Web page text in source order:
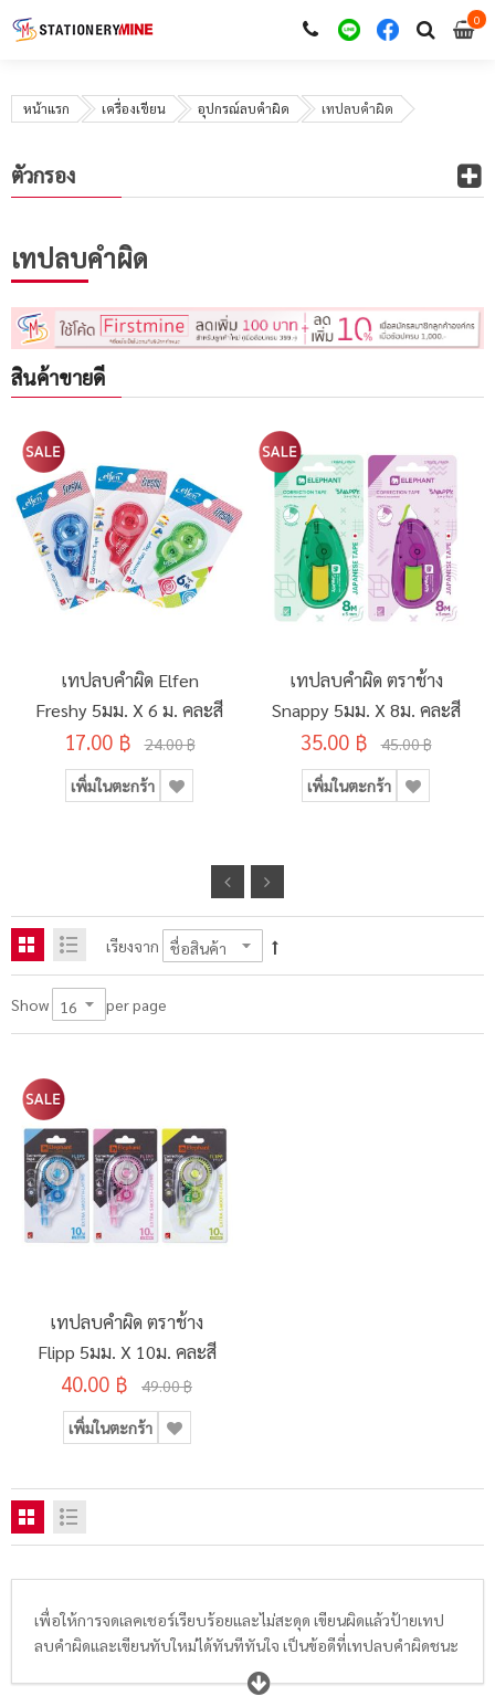
00
หน้าแรก เครื่องเขียน อุปกรณ์ลบคำผิด เทปลบคำผิด
เทปลบคำผิด
สินค้าขายดี
เทปลบคำผิด Elfen
Freshy 5มม. X 6 ม. คละสี
17.00 ฿ 24.00 ฿
เพิ่มในตะกร้า
เทปลบคำผิด ตราช้าง
Snappy 5มม. X 8ม. คละสี
35.00 ฿ 45.00 ฿
เพิ่มในตะกร้า
เรียงจาก
Show per page
เทปลบคำผิด ตราช้าง
Flipp 5มม. X 10ม. คละสี
40.00 ฿ 49.00 ฿
เพิ่มในตะกร้า
เพื่อให้การจดเลคเชอร์เรียบร้อยและไม่สะดุด เขียนผิดแล้วป้ายเทป
ลบคำผิดและเขียนทับใหม่ได้ทันทีทันใจ เป็นข้อดีที่เทปลบคำผิดชนะ
ปากกาลบคำผิดขาดลอย เทปลบคำผิดมีหลากหลายแบบ หลาก
หลายดีไซน์ มีทั้งขนาดใหญ่จุความยาวหลายเมตร คุ้มค่า คุ้มราคา และ
ตัวกรอง